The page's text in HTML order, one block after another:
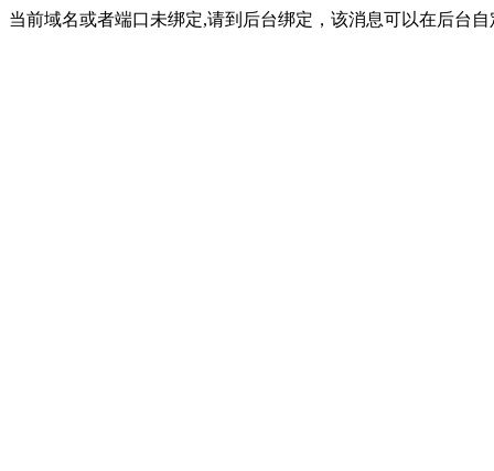
当前域名或者端口未绑定,请到后台绑定，该消息可以在后台自